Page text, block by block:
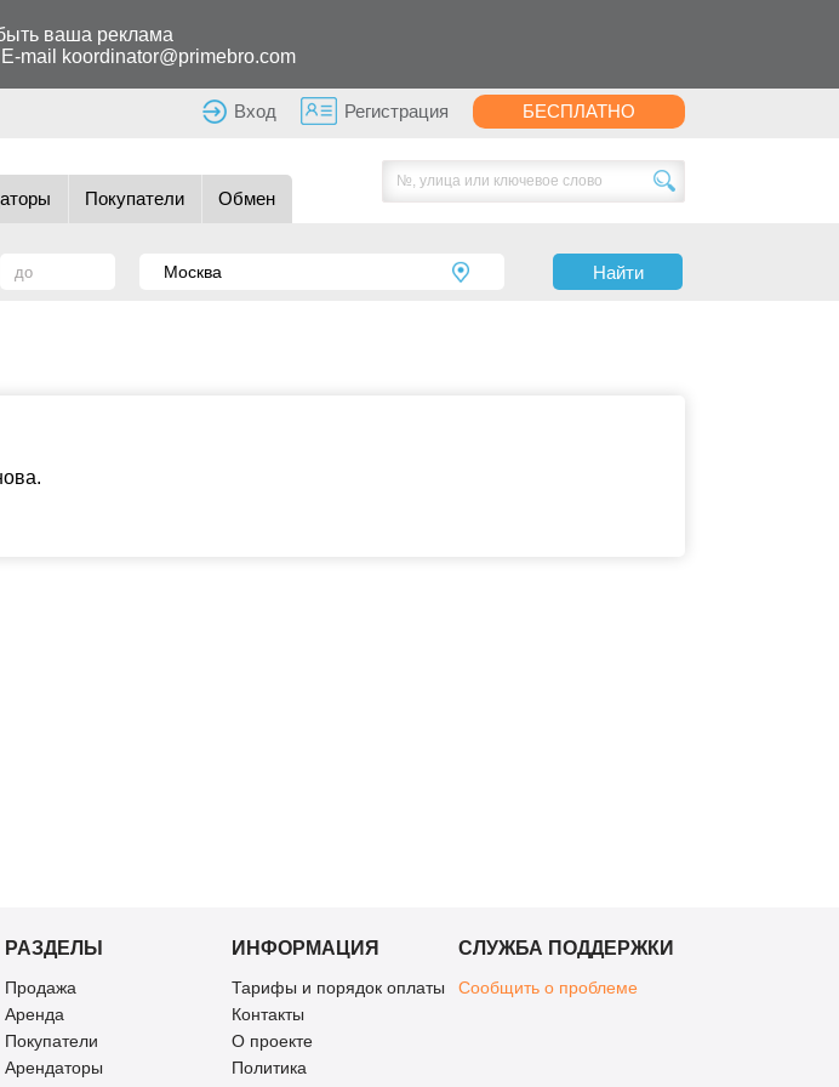
ваша реклама
mail koordinator@primebro.com
Вход Регистрация БЕСПЛАТНО
Покупатели Обмен
Найти
РАЗДЕЛЫ
Продажа
Аренда
Покупатели
Арендаторы
ИНФОРМАЦИЯ
Тарифы и порядок оплаты
Контакты
О проекте
Политика
СЛУЖБА ПОДДЕРЖКИ
Сообщить о проблеме